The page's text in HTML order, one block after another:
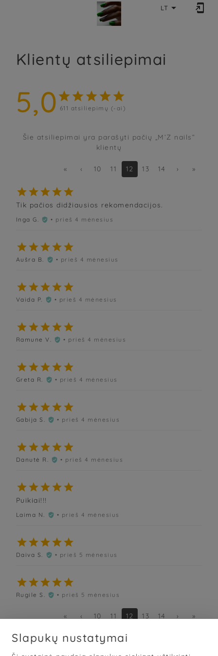
LT  
Klientų atsiliepimai
5,0     
611 atsiliepimų (-ai)
Šie atsiliepimai yra parašyti pačių „M’Z nails“
klientų
« ‹ 10 11 12 13 14 › »

Tik pačios didžiausios rekomendacijos.
Inga G.  • prieš 4 mėnesius

Aušra B.  • prieš 4 mėnesius

Vaida P.  • prieš 4 mėnesius

Ramune V.  • prieš 4 mėnesius

Greta R.  • prieš 4 mėnesius

Gabija S.  • prieš 4 mėnesius

Danutė R.  • prieš 4 mėnesius

Puikiai!!!
Laima N.  • prieš 4 mėnesius

Daiva S.  • prieš 5 mėnesius

Rugile S.  • prieš 5 mėnesius
« ‹ 10 11 12 13 14 › »
Slapukų nustatymai